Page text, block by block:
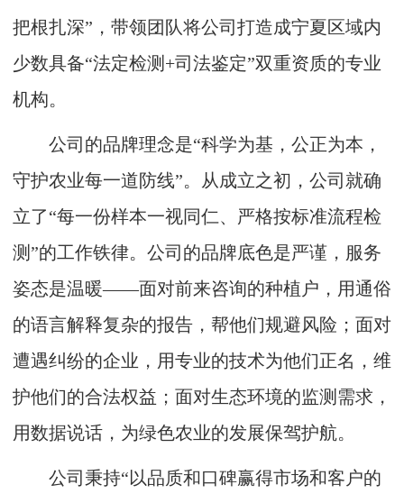
把根扎深”，带领团队将公司打造成宁夏区域内
少数具备“法定检测+司法鉴定”双重资质的专业
机构。
公司的品牌理念是“科学为基，公正为本，
守护农业每一道防线”。从成立之初，公司就确
立了“每一份样本一视同仁、严格按标准流程检
测”的工作铁律。公司的品牌底色是严谨，服务
姿态是温暖——面对前来咨询的种植户，用通俗
的语言解释复杂的报告，帮他们规避风险；面对
遭遇纠纷的企业，用专业的技术为他们正名，维
护他们的合法权益；面对生态环境的监测需求，
用数据说话，为绿色农业的发展保驾护航。
公司秉持“以品质和口碑赢得市场和客户的